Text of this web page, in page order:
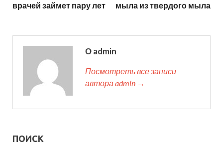
врачей займет пару лет
мыла из твердого мыла
О admin
Посмотреть все записи
автора admin →
ПОИСК